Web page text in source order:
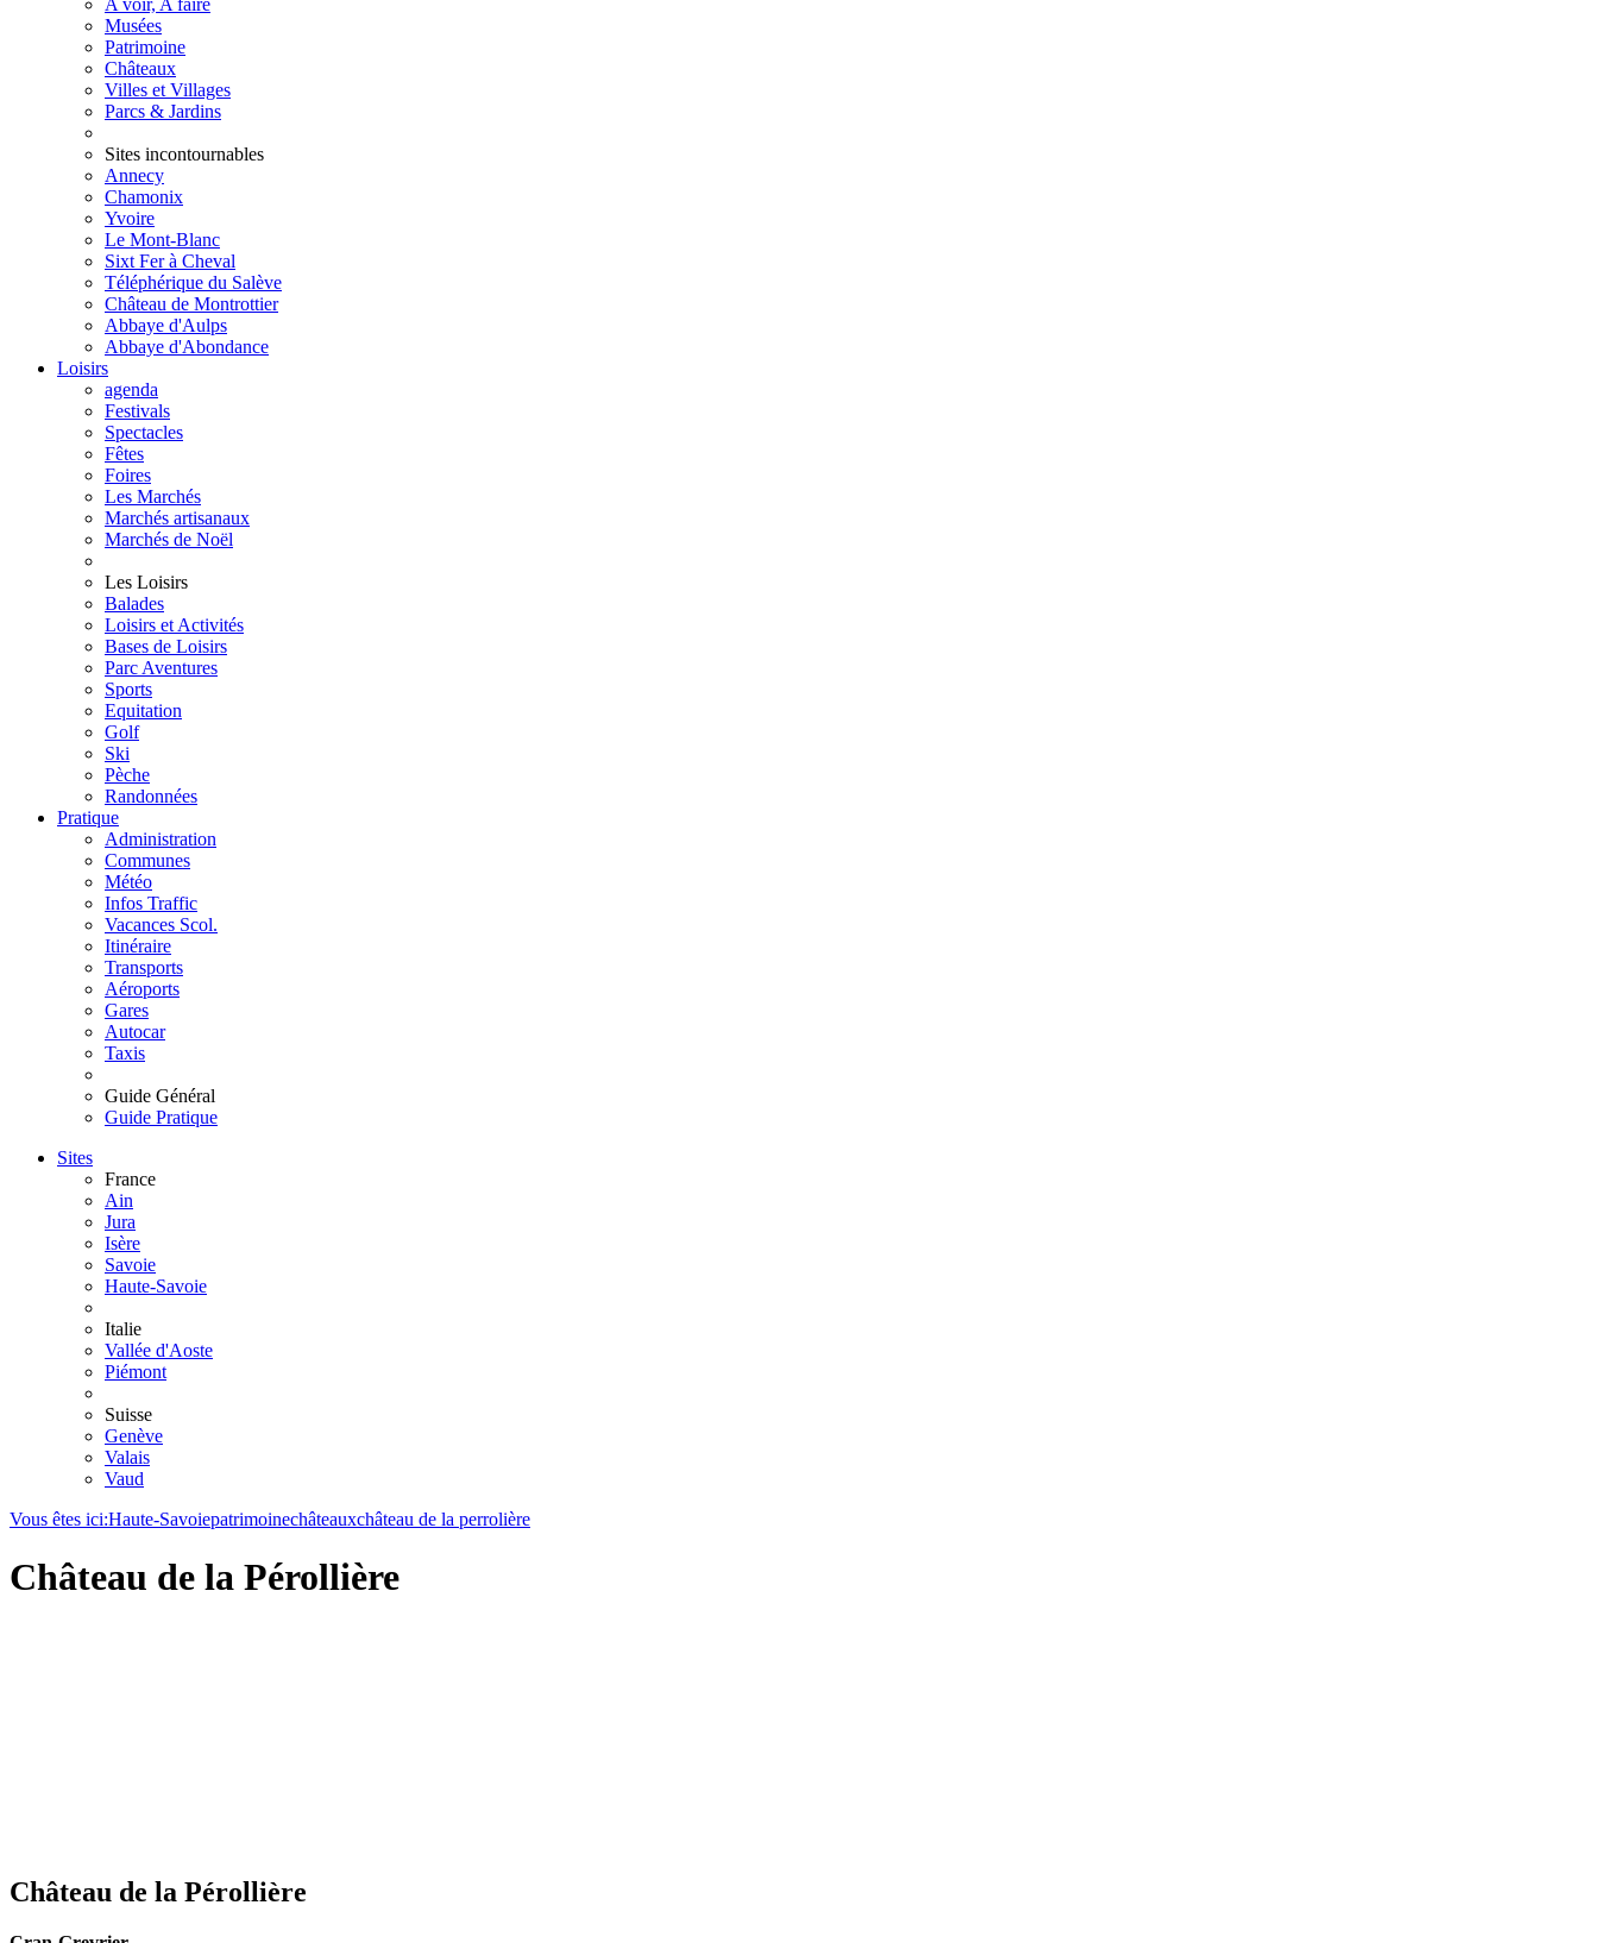
Musées
Patrimoine
Châteaux
Villes et Villages
Parcs & Jardins
Sites incontournables
Annecy
Chamonix
Yvoire
Le Mont-Blanc
Sixt Fer à Cheval
Téléphérique du Salève
Château de Montrottier
Abbaye d'Aulps
Abbaye d'Abondance
Loisirs
agenda
Festivals
Spectacles
Fêtes
Foires
Les Marchés
Marchés artisanaux
Marchés de Noël
Les Loisirs
Balades
Loisirs et Activités
Bases de Loisirs
Parc Aventures
Sports
Equitation
Golf
Ski
Pèche
Randonnées
Pratique
Administration
Communes
Météo
Infos Traffic
Vacances Scol.
Itinéraire
Transports
Aéroports
Gares
Autocar
Taxis
Guide Général
Guide Pratique
Sites
France
Ain
Jura
Isère
Savoie
Haute-Savoie
Italie
Vallée d'Aoste
Piémont
Suisse
Genève
Valais
Vaud
Vous êtes ici:Haute-Savoiepatrimoinechâteauxchâteau de la perrolière
Château de la Pérollière
Château de la Pérollière